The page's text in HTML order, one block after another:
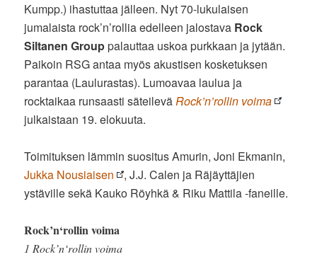
Kumpp.) ihastuttaa jälleen. Nyt 70-lukulaisen
jumalaista rock’n’rollia edelleen jalostava Rock
Siltanen Grouppalauttaa uskoa purkkaan ja jytään.
Paikoin RSG antaa myös akustisen kosketuksen
parantaa (Laulurastas). Lumoavaa laulua ja
rocktaikaa runsaasti säteileväRock’n’rollin voima
julkaistaan 19. elokuuta.
Toimituksen lämmin suositus Amurin, Joni Ekmanin,
Jukka Nousiaisen
, J.J. Calen ja Räjäyttäjien
ystäville sekä Kauko Röyhkä & Riku Mattila -faneille.
Rock’n‘rollin voima
1 Rock’n‘rollin voima